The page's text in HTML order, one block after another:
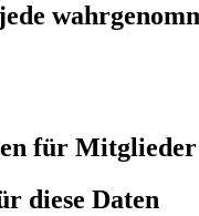
für Mitglieder
diese Daten